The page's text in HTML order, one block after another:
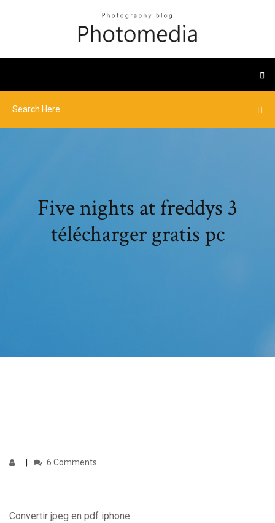
Five nights at freddys 3
télécharger gratis pc
6 Comments
Convertir jpeg en pdf iphone